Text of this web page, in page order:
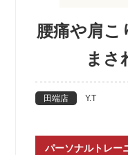
腰痛や肩こ
まさ
田端店 Y.T
パーソナルトレー